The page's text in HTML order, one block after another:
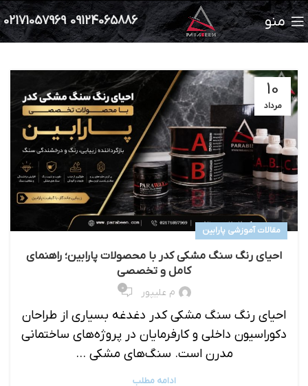
منو 09124065886
02171057969
10
مرداد
مقالات آموزشی پارابین
احیای رنگ سنگ مشکی کدر با محصولات پارابین؛ راهنمای
کامل و تخصصی
م علیپور ۰
احیای رنگ سنگ مشکی کدر دغدغه بسیاری از طراحان
دکوراسیون داخلی و کارفرمایان در پروژه‌های ساختمانی
مدرن است. سنگ‌های مشکی ...
ادامه مطلب